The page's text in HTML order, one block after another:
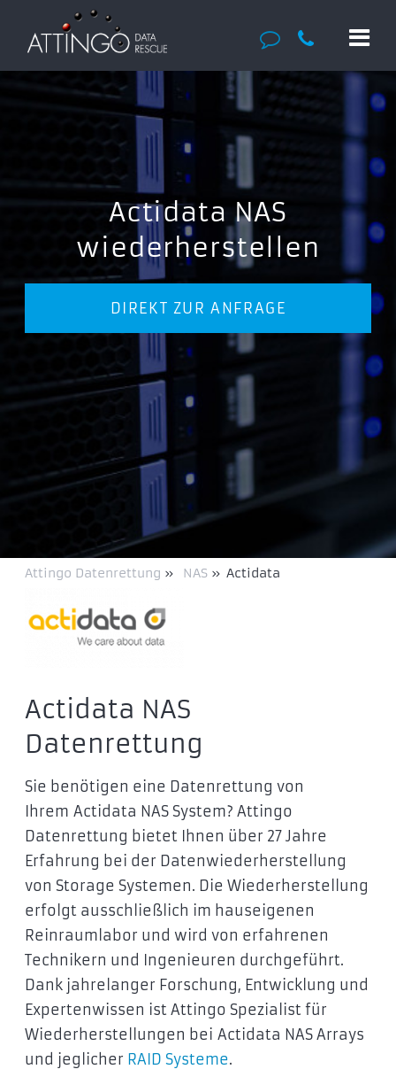
Actidata NAS
wiederherstellen
DIREKT ZUR ANFRAGE
Attingo Datenrettung » NAS » Actidata
Actidata NAS
Datenrettung
Sie benötigen eine Datenrettung von
Ihrem Actidata NAS System? Attingo
Datenrettung bietet Ihnen über 27 Jahre
Erfahrung bei der Datenwiederherstellung
von Storage Systemen. Die Wiederherstellung
erfolgt ausschließlich im hauseigenen
Reinraumlabor und wird von erfahrenen
Technikern und Ingenieuren durchgeführt.
Dank jahrelanger Forschung, Entwicklung und
Expertenwissen ist Attingo Spezialist für
Wiederherstellungen bei Actidata NAS Arrays
und jeglicher RAID Systeme.